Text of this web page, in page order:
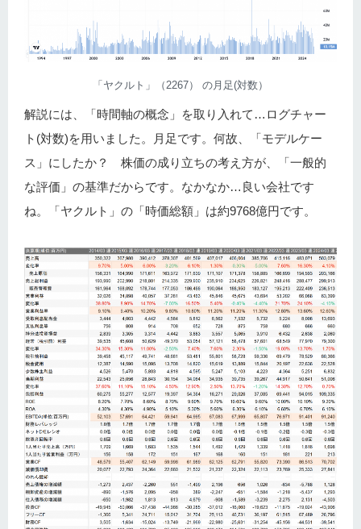
「ヤクルト」（2267） の月足(対数）
解説には、「時間軸の概念」を取り入れて…ログチャー
ト(対数)を用いました。月足です。何故、「モデルケー
ス」にしたか？ 株価の成り立ちの考え方が、「一般的
な評価」の基準だからです。なかなか…良い会社です
ね。「ヤクルト」の「時価総額」は約9768億円です。